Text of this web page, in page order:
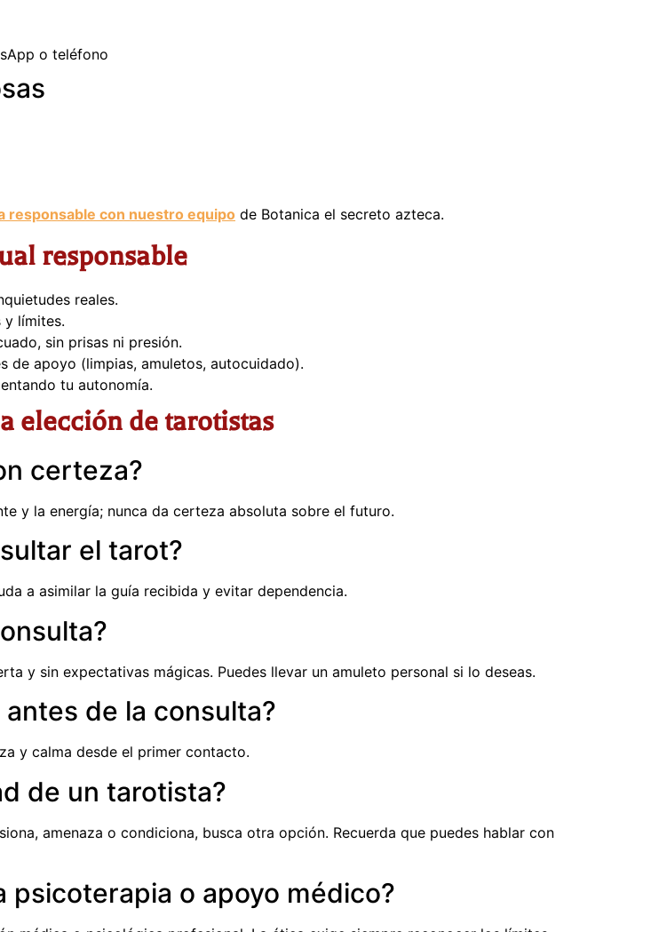
o teléfono
responsable con nuestro equipo de Botanica el secreto azteca.
responsable
reales.
y límites.
sin prisas ni presión.
de apoyo (limpias, amuletos, autocuidado).
tu autonomía.
elección de tarotistas
certeza?
y la energía; nunca da certeza absoluta sobre el futuro.
el tarot?
a asimilar la guía recibida y evitar dependencia.
y sin expectativas mágicas. Puedes llevar un amuleto personal si lo deseas.
de la consulta?
y calma desde el primer contacto.
de un tarotista?
amenaza o condiciona, busca otra opción. Recuerda que puedes hablar con
psicoterapia o apoyo médico?